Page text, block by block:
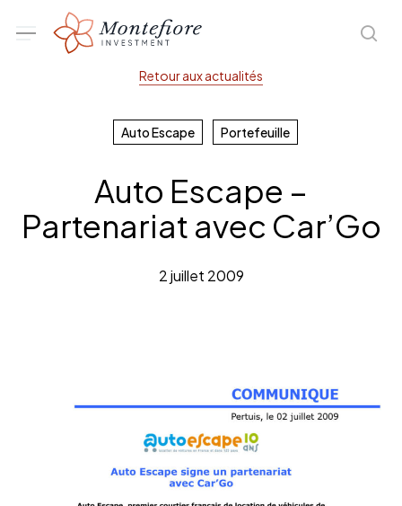
Menu
Retour aux actualités
Auto Escape Portefeuille
Auto Escape –
Partenariat avec Car’Go
2 juillet 2009